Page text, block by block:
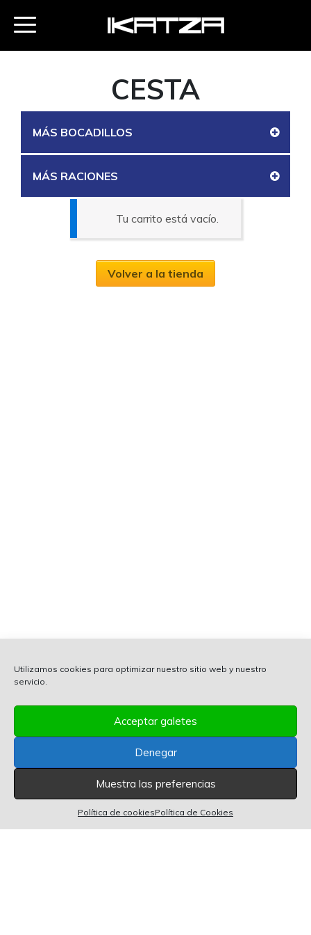
Utilizamos cookies para optimizar nuestro sitio web y nuestro
servicio.
Acceptar galetes
Denegar
Muestra las preferencias
Política de cookiesPolítica de Cookies
0 0 artículos en el carrito
CESTA
MÁS BOCADILLOS
MÁS RACIONES
Tu carrito está vacío.
Volver a la tienda